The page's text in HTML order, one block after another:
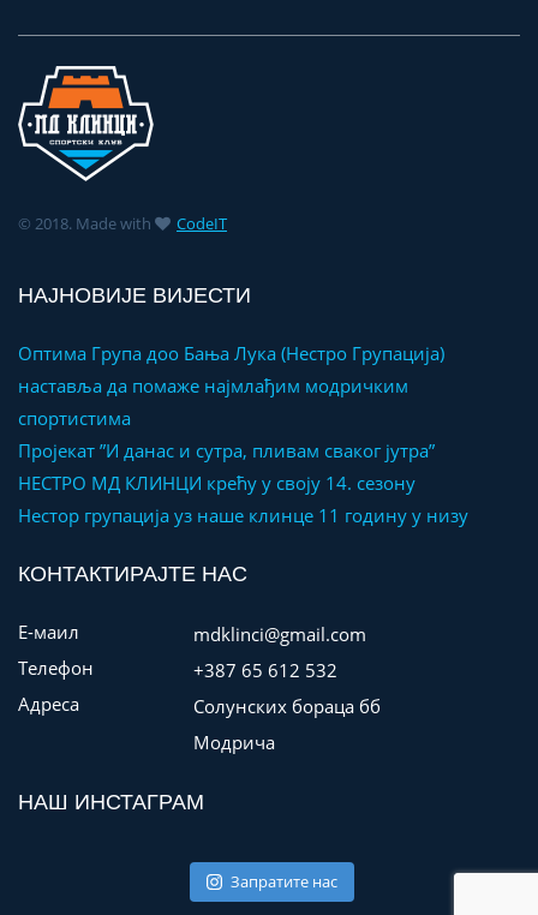
© 2018. Made with CodeIT
НАЈНОВИЈЕ ВИЈЕСТИ
Оптима Група доо Бања Лука (Нестро Групација)
наставља да помаже најмлађим модричким
спортистима
Пројекат ”И данас и сутра, пливам сваког јутра”
НЕСТРО МД КЛИНЦИ крећу у своју 14. сезону
Нестор групација уз наше клинце 11 годину у низу
КОНТАКТИРАЈТЕ НАС
Е-маил
mdklinci@gmail.com
Телефон
+387 65 612 532
Адреса
Солунских бораца бб
Модрича
НАШ ИНСТАГРАМ
Запратите нас